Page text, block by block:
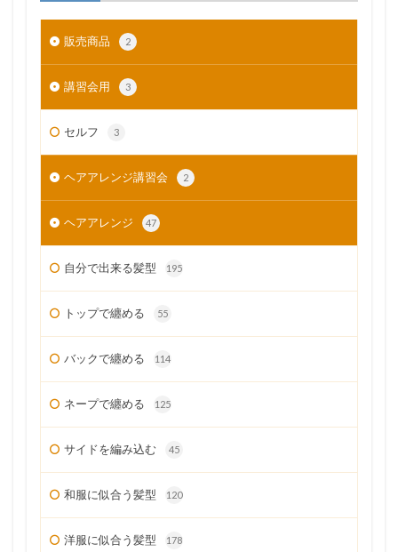
販売商品 2
講習会用 3
セルフ 3
ヘアアレンジ講習会 2
ヘアアレンジ 47
自分で出来る髪型 195
トップで纏める 55
バックで纏める 114
ネープで纏める 125
サイドを編み込む 45
和服に似合う髪型 120
洋服に似合う髪型 178